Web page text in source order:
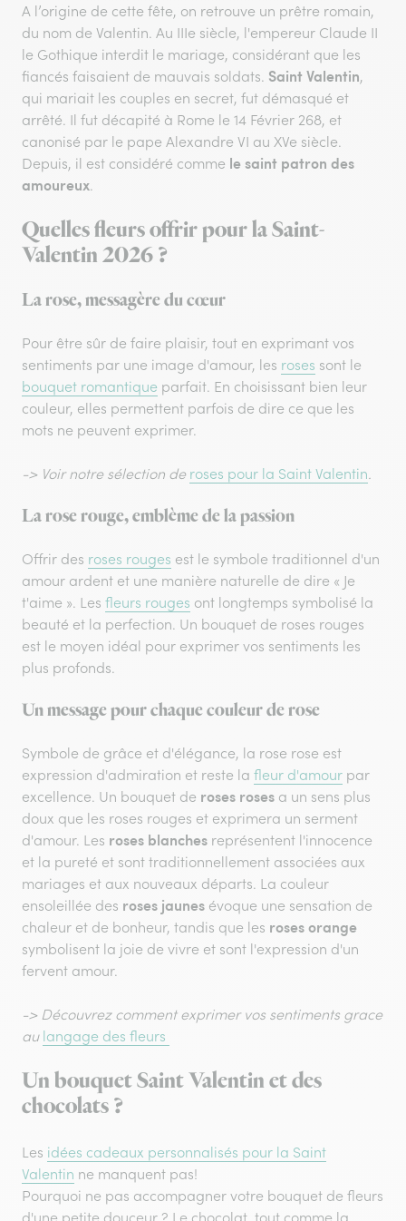
A l’origine de cette fête, on retrouve un prêtre romain,
du nom de Valentin. Au IIIe siècle, l'empereur Claude II
le Gothique interdit le mariage, considérant que les
fiancés faisaient de mauvais soldats. Saint Valentin,
qui mariait les couples en secret, fut démasqué et
arrêté. Il fut décapité à Rome le 14 Février 268, et
canonisé par le pape Alexandre VI au XVe siècle.
Depuis, il est considéré comme le saint patron des
amoureux.
Quelles fleurs offrir pour la Saint-
Valentin 2026 ?
La rose, messagère du cœur
Pour être sûr de faire plaisir, tout en exprimant vos
sentiments par une image d'amour, les roses sont le
bouquet romantique parfait. En choisissant bien leur
couleur, elles permettent parfois de dire ce que les
mots ne peuvent exprimer.
-> Voir notre sélection de roses pour la Saint Valentin
La rose rouge, emblème de la passion
Offrir des roses rouges est le symbole traditionnel d'un
amour ardent et une manière naturelle de dire « Je
t'aime ». Les fleurs rouges ont longtemps symbolisé la
beauté et la perfection. Un bouquet de roses rouges
est le moyen idéal pour exprimer vos sentiments les
plus profonds.
Un message pour chaque couleur de rose
Symbole de grâce et d'élégance, la rose rose est
expression d'admiration et reste la fleur d'amour par
excellence. Un bouquet de roses roses a un sens plus
doux que les roses rouges et exprimera un serment
d'amour. Les roses blanches représentent l'innocence
et la pureté et sont traditionnellement associées aux
mariages et aux nouveaux départs. La couleur
ensoleillée des roses jaunes évoque une sensation de
chaleur et de bonheur, tandis que les roses orange
symbolisent la joie de vivre et sont l'expression d'un
fervent amour.
-> Découvrez comment exprimer vos sentiments grace
au langage des fleurs
Un bouquet Saint Valentin et des
chocolats ?
Les idées cadeaux personnalisés pour la Saint
Valentin ne manquent pas!
Pourquoi ne pas accompagner votre bouquet de fleurs
d'une petite douceur ? Le chocolat, tout comme la